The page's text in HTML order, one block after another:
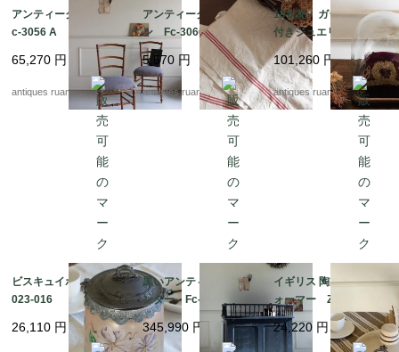
アンティークチェア F
c-3056 A
65,270 円
antiques ruan
アンティークトーショ
ン Fc-3066
5,570 円
antiques ruan
19世紀 ガラスドーム
付きジュエリークッシ
ョン Fc-3047A
101,260 円
antiques ruan
ビスキュイポット Fe
023-016
26,110 円
黒いアンティークカウ
ンター Fc-3020
345,990 円
イギリス 陶製フットウ
ォーマー ZA10103
24,220 円